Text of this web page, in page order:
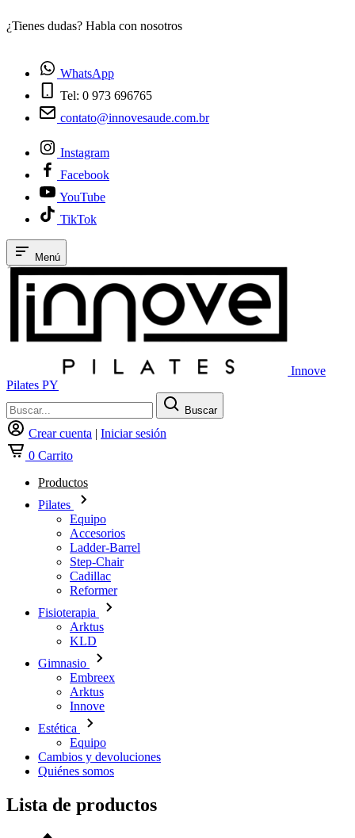
¿Tienes dudas? Habla con nosotros
WhatsApp
Tel: 0 973 696765
contato@innovesaude.com.br
Instagram
Facebook
YouTube
TikTok
Menú
Innove
Pilates PY
Buscar
Crear cuenta | Iniciar sesión
0 Carrito
Productos
Pilates
Equipo
Accesorios
Ladder-Barrel
Step-Chair
Cadillac
Reformer
Fisioterapia
Arktus
KLD
Gimnasio
Embreex
Arktus
Innove
Estética
Equipo
Cambios y devoluciones
Quiénes somos
Lista de productos